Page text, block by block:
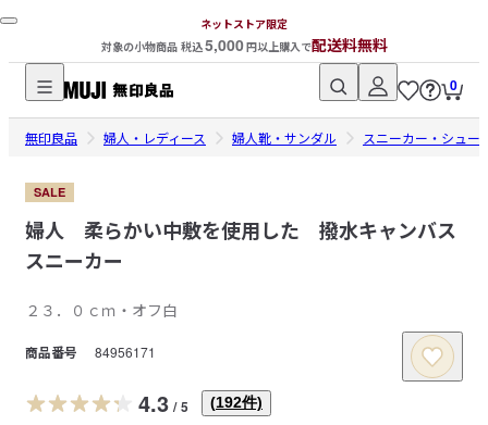
ネットストア限定
対象の小物商品 税込5,000円以上購入で配送料無料
無
印
品
ス
ア
0
無印良品 婦人・レディース 婦人靴・サンダル スニーカー・シュー
SALE
婦人 柔らかい中敷を使用した 撥水キャンバス
スニーカー
２３．０ｃｍ・オフ白
商品番号 84956171
4.3 / 5 (192件)